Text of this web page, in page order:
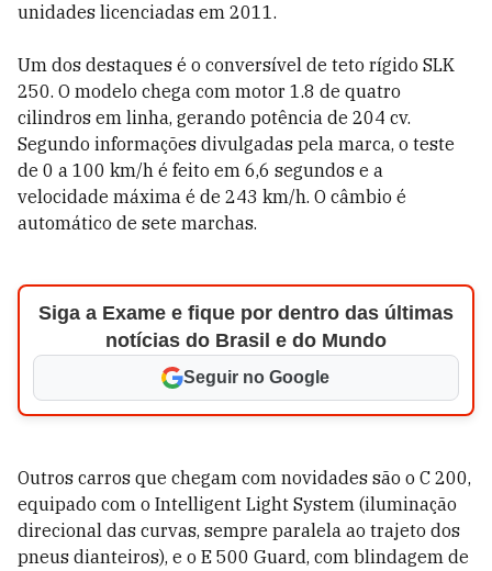
unidades licenciadas em 2011.
Um dos destaques é o conversível de teto rígido SLK
250. O modelo chega com motor 1.8 de quatro
cilindros em linha, gerando potência de 204 cv.
Segundo informações divulgadas pela marca, o teste
de 0 a 100 km/h é feito em 6,6 segundos e a
velocidade máxima é de 243 km/h. O câmbio é
automático de sete marchas.
Siga a Exame e fique por dentro das últimas
notícias do Brasil e do Mundo
Seguir no Google
Outros carros que chegam com novidades são o C 200,
equipado com o Intelligent Light System (iluminação
direcional das curvas, sempre paralela ao trajeto dos
pneus dianteiros), e o E 500 Guard, com blindagem de